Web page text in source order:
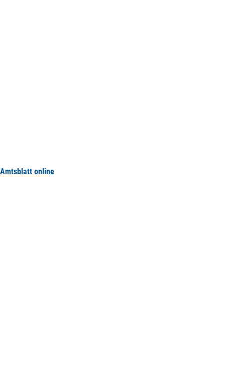
Amtsblatt online